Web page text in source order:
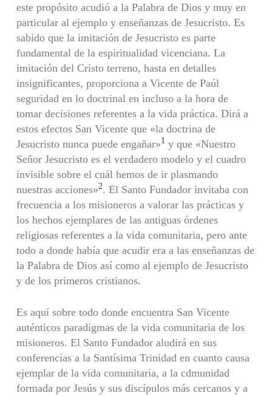
este propósito acudió a la Palabra de Dios y muy en
particular al ejemplo y enseñanzas de Jesucristo. Es
sabido que la imitación de Jesucristo es parte
fundamental de la espiritualidad vicenciana. La
imitación del Cristo terreno, hasta en detalles
insignificantes, proporciona a Vicente de Paúl
seguridad en lo doctrinal en incluso a la hora de
tomar decisiones referentes a la vida práctica. Dirá a
estos efectos San Vicente que «la doctrina de
Jesucristo nunca puede engañar»1 y que «Nuestro
Señor Jesucristo es el verdadero modelo y el cuadro
invisible sobre el cuál hemos de ir plasmando
nuestras acciones»2. El Santo Fundador invitaba con
frecuencia a los misioneros a valorar las prácticas y
los hechos ejemplares de las antiguas órdenes
religiosas referentes a la vida comunitaria, pero ante
todo a donde había que acudir era a las enseñanzas de
la Palabra de Dios así como al ejemplo de Jesucristo
y de los primeros cristianos.
Es aquí sobre todo donde encuentra San Vicente
auténticos paradigmas de la vida comunitaria de los
misioneros. El Santo Fundador aludirá en sus
conferencias a la Santísima Trinidad en cuanto causa
ejemplar de la vida comunitaria, a la cdmunidad
formada por Jesús y sus discípulos más cercanos y a